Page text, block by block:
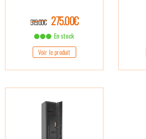
319.00€ 275.00€
En stock
Voir le produit